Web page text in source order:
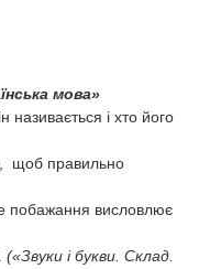
мова»
називається і хто його
щоб правильно
побажання висловлює
(«Звуки і букви. Склад.